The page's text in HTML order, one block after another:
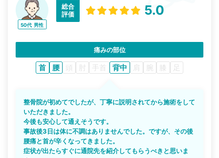
50代 男性
総合
評価
5.0
痛みの部位
首 腰 頭 肘 手首 背中 肩 腕 膝 足
整骨院が初めてでしたが、丁寧に説明されてから施術をして
いただきました。
今後も安心して通えそうです。
事故後3日は体に不調はありませんでした。ですが、その後
腰痛と首が辛くなってきました。
症状が出たらすぐに通院先を紹介してもらうべきと思いま